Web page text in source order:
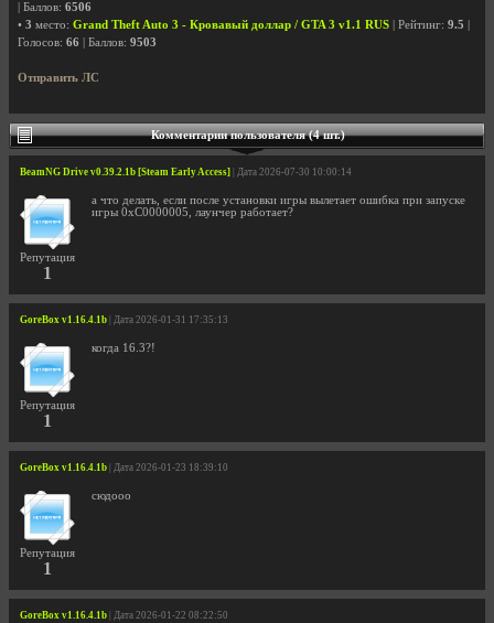
| Баллов: 6506
• 3 место: Grand Theft Auto 3 - Кровавый доллар / GTA 3 v1.1 RUS | Рейтинг: 9.5
Голосов: 66 | Баллов: 9503
Отправить ЛС
Комментарии пользователя (4 шт.)
BeamNG Drive v0.39.2.1b [Steam Early Access] | Дата 2026-07-30 10:00:14
Репутация
1
а что делать, если после установки игры вылетает ошибка при запуске
игры 0xC0000005, лаунчер работает?
GoreBox v1.16.4.1b | Дата 2026-01-31 17:35:13
Репутация
1
когда 16.3?!
GoreBox v1.16.4.1b | Дата 2026-01-23 18:39:10
Репутация
1
сюдооо
GoreBox v1.16.4.1b | Дата 2026-01-22 08:22:50